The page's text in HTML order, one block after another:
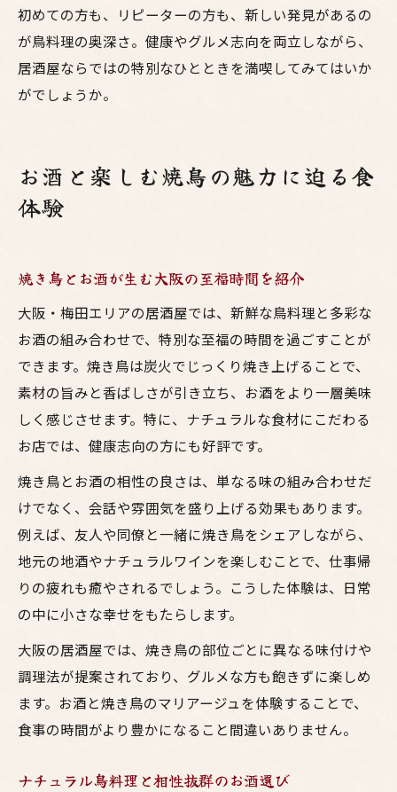
初めての方も、リピーターの方も、新しい発見があるの
が鳥料理の奥深さ。健康やグルメ志向を両立しながら、
居酒屋ならではの特別なひとときを満喫してみてはいか
がでしょうか。
お酒と楽しむ焼鳥の魅力に迫る食
体験
焼き鳥とお酒が生む大阪の至福時間を紹介
大阪・梅田エリアの居酒屋では、新鮮な鳥料理と多彩な
お酒の組み合わせで、特別な至福の時間を過ごすことが
できます。焼き鳥は炭火でじっくり焼き上げることで、
素材の旨みと香ばしさが引き立ち、お酒をより一層美味
しく感じさせます。特に、ナチュラルな食材にこだわる
お店では、健康志向の方にも好評です。
焼き鳥とお酒の相性の良さは、単なる味の組み合わせだ
けでなく、会話や雰囲気を盛り上げる効果もあります。
例えば、友人や同僚と一緒に焼き鳥をシェアしながら、
地元の地酒やナチュラルワインを楽しむことで、仕事帰
りの疲れも癒やされるでしょう。こうした体験は、日常
の中に小さな幸せをもたらします。
大阪の居酒屋では、焼き鳥の部位ごとに異なる味付けや
調理法が提案されており、グルメな方も飽きずに楽しめ
ます。お酒と焼き鳥のマリアージュを体験することで、
食事の時間がより豊かになること間違いありません。
ナチュラル鳥料理と相性抜群のお酒選び